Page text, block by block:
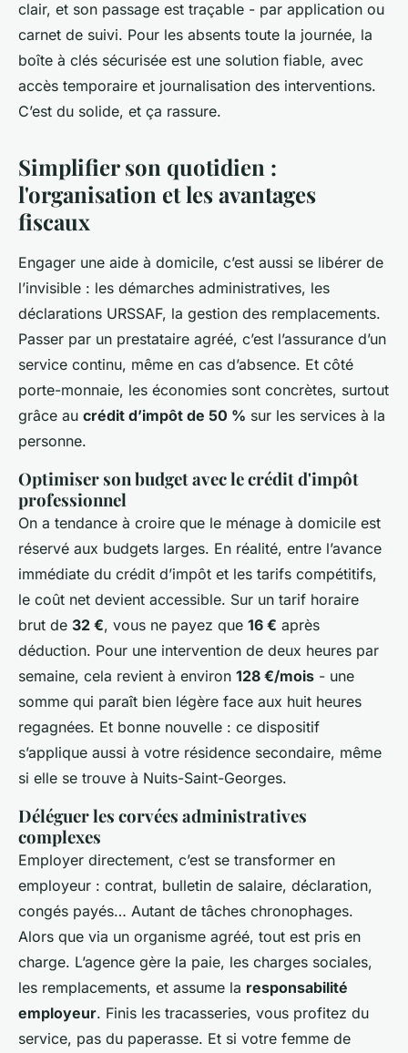
clair, et son passage est traçable - par application ou
carnet de suivi. Pour les absents toute la journée, la
boîte à clés sécurisée est une solution fiable, avec
accès temporaire et journalisation des interventions.
C’est du solide, et ça rassure.
Simplifier son quotidien :
l'organisation et les avantages
fiscaux
Engager une aide à domicile, c’est aussi se libérer de
l’invisible : les démarches administratives, les
déclarations URSSAF, la gestion des remplacements.
Passer par un prestataire agréé, c’est l’assurance d’un
service continu, même en cas d’absence. Et côté
porte-monnaie, les économies sont concrètes, surtout
grâce au crédit d’impôt de 50 % sur les services à la
personne.
Optimiser son budget avec le crédit d'impôt
professionnel
On a tendance à croire que le ménage à domicile est
réservé aux budgets larges. En réalité, entre l’avance
immédiate du crédit d’impôt et les tarifs compétitifs,
le coût net devient accessible. Sur un tarif horaire
brut de 32 €, vous ne payez que 16 € après
déduction. Pour une intervention de deux heures par
semaine, cela revient à environ 128 €/mois - une
somme qui paraît bien légère face aux huit heures
regagnées. Et bonne nouvelle : ce dispositif
s’applique aussi à votre résidence secondaire, même
si elle se trouve à Nuits-Saint-Georges.
Déléguer les corvées administratives
complexes
Employer directement, c’est se transformer en
employeur : contrat, bulletin de salaire, déclaration,
congés payés… Autant de tâches chronophages.
Alors que via un organisme agréé, tout est pris en
charge. L’agence gère la paie, les charges sociales,
les remplacements, et assume la responsabilité
employeur. Finis les tracasseries, vous profitez du
service, pas du paperasse. Et si votre femme de